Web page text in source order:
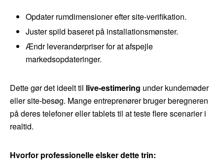
Opdater rumdimensioner efter site-verifikation.
Juster spild baseret på installationsmønster.
Ændr leverandørpriser for at afspejle
markedsopdateringer.
Dette gør det ideelt til live-estimering under kundemøder
eller site-besøg. Mange entreprenører bruger beregneren
på deres telefoner eller tablets til at teste flere scenarier i
realtid.
Hvorfor professionelle elsker dette trin: